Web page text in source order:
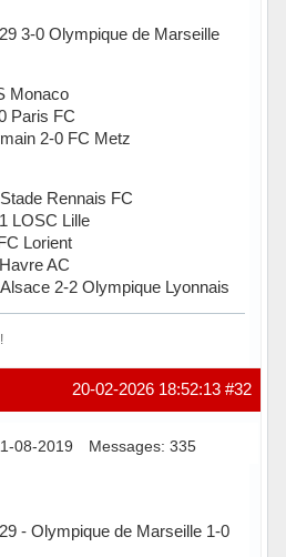
3-0 Olympique de Marseille
Monaco
Paris FC
2-0 FC Metz
Rennais FC
LOSC Lille
Lorient
AC
2-2 Olympique Lyonnais
#32
20-02-2026 18:52:13
08-2019 Messages: 335
- Olympique de Marseille 1-0